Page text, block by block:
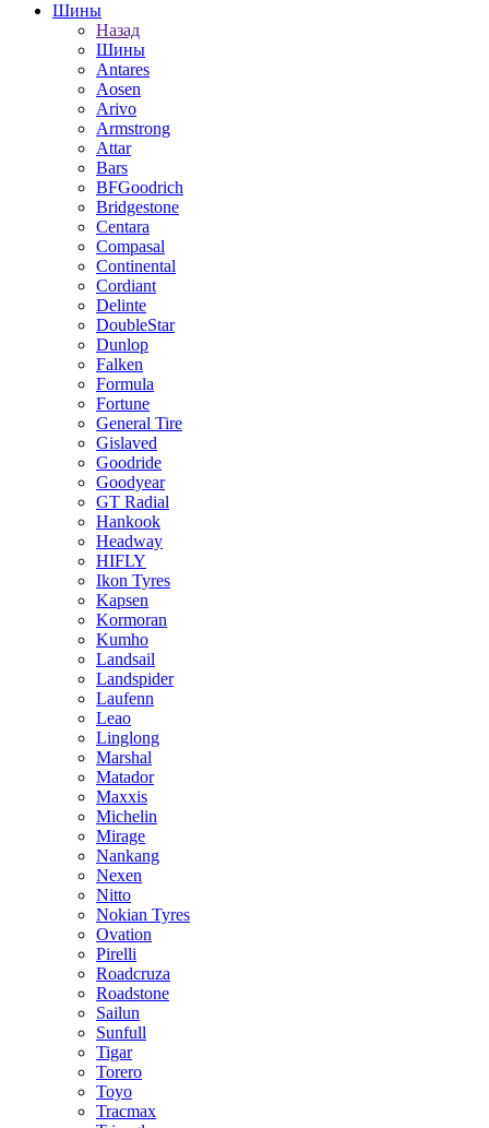
Шины
Назад
Шины
Antares
Aosen
Arivo
Armstrong
Attar
Bars
BFGoodrich
Bridgestone
Centara
Compasal
Continental
Cordiant
Delinte
DoubleStar
Dunlop
Falken
Formula
Fortune
General Tire
Gislaved
Goodride
Goodyear
GT Radial
Hankook
Headway
HIFLY
Ikon Tyres
Kapsen
Kormoran
Kumho
Landsail
Landspider
Laufenn
Leao
Linglong
Marshal
Matador
Maxxis
Michelin
Mirage
Nankang
Nexen
Nitto
Nokian Tyres
Ovation
Pirelli
Roadcruza
Roadstone
Sailun
Sunfull
Tigar
Torero
Toyo
Tracmax